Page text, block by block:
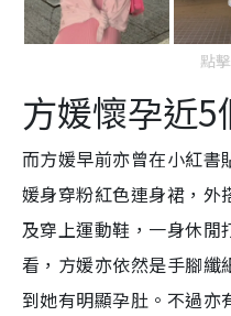
點
方媛懷孕近5
而方媛早前亦曾在小紅書
媛身穿粉紅色連身裙，外
及穿上運動鞋，一身休閒
看，方媛亦依然是手腳纖
到她有明顯孕肚。不過